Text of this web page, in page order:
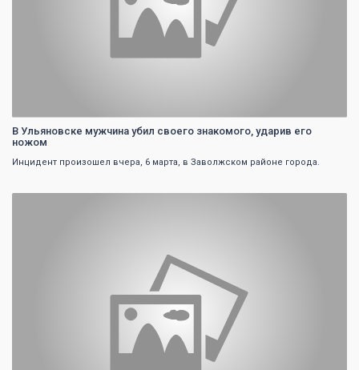
В Ульяновске мужчина убил своего знакомого, ударив его
ножом
Инцидент произошел вчера, 6 марта, в Заволжском районе города.